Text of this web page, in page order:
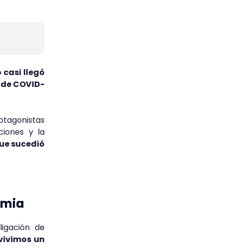
casi llegó
COVID-
y la
sucedió
de
un